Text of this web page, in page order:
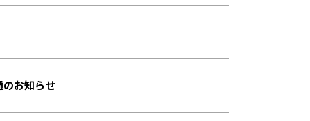
のお知らせ